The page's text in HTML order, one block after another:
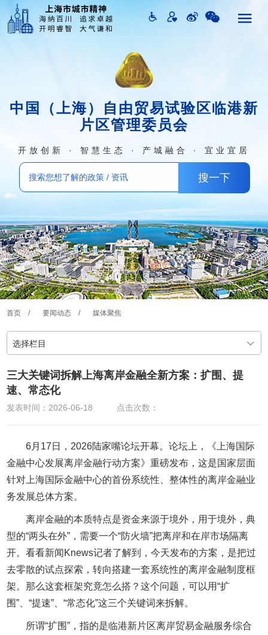
中国（上海）自由贸易试验区临港新
片区管理委员会
开放创新 · 智慧生态 · 产城融合 · 宜业宜居
首页 / 要闻动态 / 媒体聚焦
选择栏目
三大关键词拆解上海离岸金融全新方案：扩围、提
速、常态化
发表时间：2026-06-18 点击次数：
6月17日，2026陆家嘴论坛开幕。论坛上，《上海国际
金融中心发展离岸金融行动方案》重磅发布，这是国家层面
针对上海国际金融中心的首份系统性、整体性的离岸金融业
务发展总体方案。
离岸金融的本质特点是资金来源于境外，用于境外，典
型的“两头在外”，需要一个“防火墙”把离岸和在岸市场隔离
开。看看新闻Knews记者了解到，今天发布的方案，是把过
去零散的试点探索，转向搭建一套系统性的离岸金融制度框
架。那么这套框架究竟怎么搭？这个问题，可以用“扩
围”、“提速”、“常态化”这三个关键词来拆解。
所谓“扩围”，指的是临港新片区离岸贸易金融服务综合